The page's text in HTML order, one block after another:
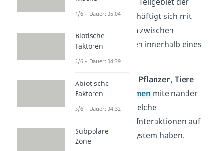
Ökologieund beschäftigt sich mit
Wechselwirkungen zwischen
verschiedenen Arten innerhalb eines
Ökosystems.
Sie untersucht, wie Pflanzen,Tiere
undMikroorganismen miteinander
interagieren und welche
die Interaktionen auf
das gesamte Ökosystem haben.
1/6 – Dauer: 05:04
Biotische
Faktoren
2/6 – Dauer: 04:39
Abiotische
Faktoren
3/6 – Dauer: 04:32
Subpolare
Zone